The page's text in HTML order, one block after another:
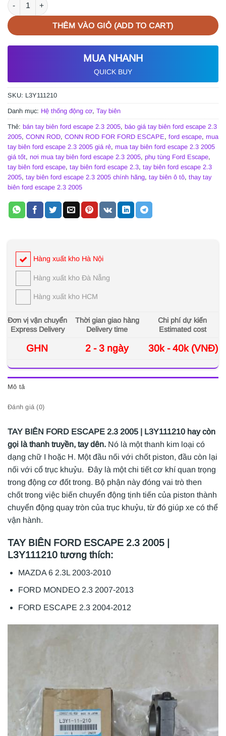
THÊM VÀO GIỎ (ADD TO CART)
MUA NHANH
QUICK BUY
SKU: L3Y111210
Danh mục: Hệ thống động cơ, Tay biên
Thẻ: bán tay biên ford escape 2.3 2005, báo giá tay biên ford escape 2.3
2005, CONN ROD, CONN ROD FOR FORD ESCAPE, ford escape, mua
tay biên ford escape 2.3 2005 giá rẻ, mua tay biên ford escape 2.3 2005
giá tốt, nơi mua tay biên ford escape 2.3 2005, phụ tùng Ford Escape,
tay biên ford escape, tay biên ford escape 2.3, tay biên ford escape 2.3
2005, tay biên ford escape 2.3 2005 chính hãng, tay biên ô tô, thay tay
biên ford escape 2.3 2005
Hàng xuất kho Hà Nội
Hàng xuất kho Đà Nẵng
Hàng xuất kho HCM
Đơn vị vận chuyển
Express Delivery
Thời gian giao hàng
Delivery time
Chi phí dự kiến
Estimated cost
GHN 2 - 3 ngày 30k - 40k (VNĐ)
Mô tả
Đánh giá (0)
TAY BIÊN FORD ESCAPE 2.3 2005 | L3Y111210 hay còn
gọi là thanh truyền, tay dên. Nó là một thanh kim loại có
dạng chữ I hoặc H. Một đầu nối với chốt piston, đầu còn lại
nối với cổ trục khuỷu. Đây là một chi tiết cơ khí quan trọng
trong động cơ đốt trong. Bộ phận này đóng vai trò then
chốt trong việc biến chuyển động tịnh tiến của piston thành
chuyển động quay tròn của trục khuỷu, từ đó giúp xe có thể
vận hành.
TAY BIÊN FORD ESCAPE 2.3 2005 |
L3Y111210 tương thích:
MAZDA 6 2.3L 2003-2010
FORD MONDEO 2.3 2007-2013
FORD ESCAPE 2.3 2004-2012